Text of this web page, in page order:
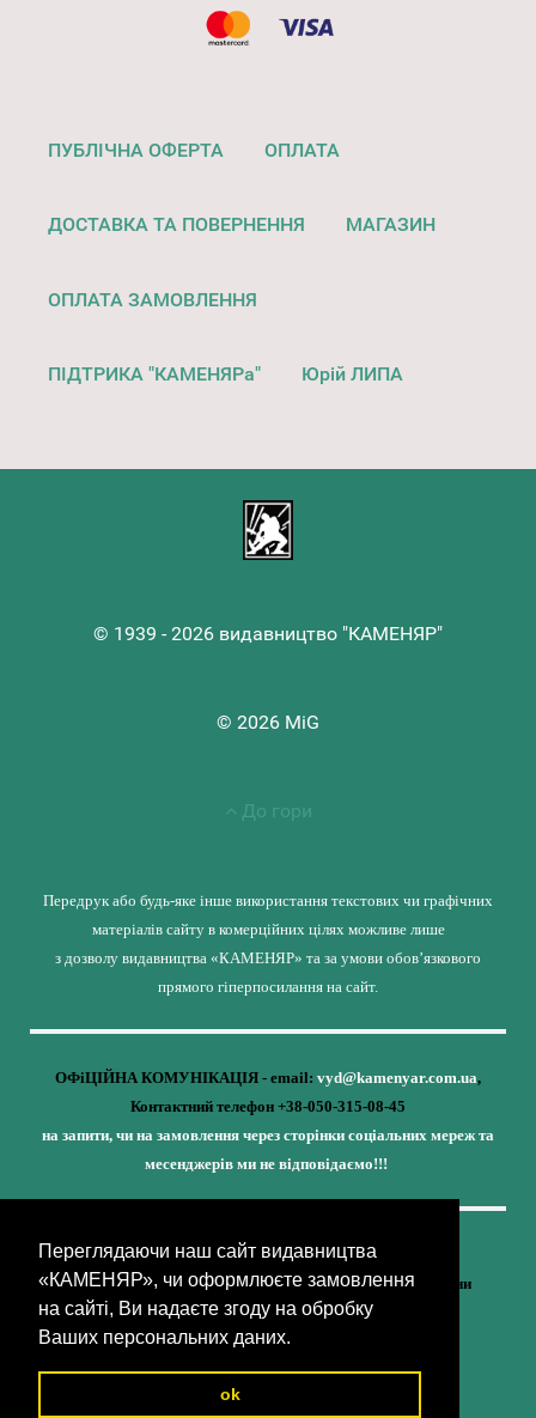
Переглядаючи наш сайт видавництва
«КАМЕНЯР», чи оформлюєте замовлення
на сайті, Ви надаєте згоду на обробку
Ваших персональних даних.
ok
ПУБЛІЧНА ОФЕРТА ОПЛАТА
ДОСТАВКА ТА ПОВЕРНЕННЯ МАГАЗИН
ОПЛАТА ЗАМОВЛЕННЯ
ПІДТРИКА "КАМЕНЯРа" Юрій ЛИПА
© 1939 - 2026 видавництво "КАМЕНЯР"
© 2026 MiG
До гори
Передрук або будь-яке інше використання текстових чи графічних
матеріалів сайту в комерційних цілях можливе лише
з дозволу видавництва «КАМЕНЯР» та за умови обов’язкового
прямого гіперпосилання на сайт.
ОФіЦІЙНА КОМУНІКАЦІЯ - email: vyd@kamenyar.com.ua,
Контактний телефон +38-050-315-08-45
на запити, чи на замовлення через сторінки соціальних мереж та
месенджерів ми не відповідаємо!!!
Кожне наше видання - це внесок у спротив,
у збереження ідентичності та неминучу перемогу України
(видавництво «КАМЕНЯР»)